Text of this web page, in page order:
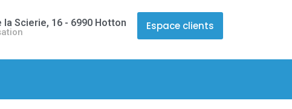
Espace clients
la Scierie, 16 - 6990 Hotton